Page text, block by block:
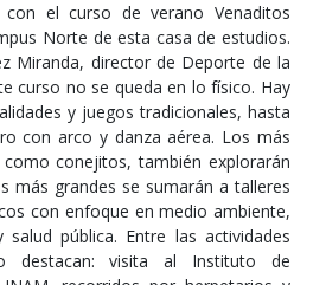
el curso de verano Venaditos
Norte de esta casa de estudios.
Miranda, director de Deporte de la
curso no se queda en lo físico. Hay
y juegos tradicionales, hasta
con arco y danza aérea. Los más
conejitos, también explorarán
más grandes se sumarán a talleres
con enfoque en medio ambiente,
salud pública. Entre las actividades
destacan: visita al Instituto de